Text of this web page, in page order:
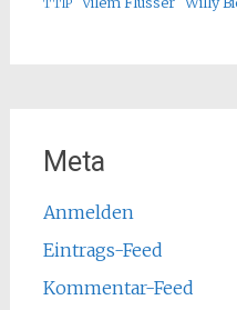
TTIP
Meta
Anmelden
Eintrags-Feed
Kommentar-Feed